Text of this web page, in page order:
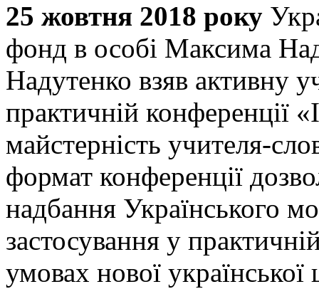
25 жовтня 2018 року
фонд в особі Максима
Надутенко взяв активну
практичній конференції
майстерність учителя-
формат конференції
надбання Українського
застосування у
умовах нової